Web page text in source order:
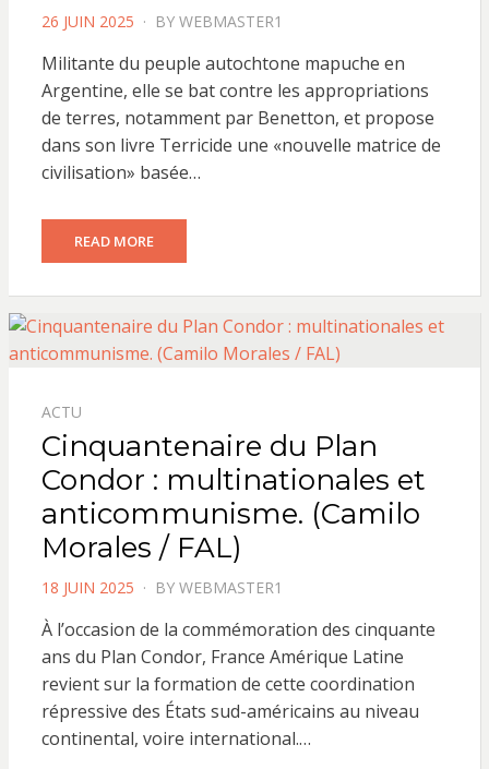
POSTED
26 JUIN 2025 BY WEBMASTER1
Militante du peuple autochtone mapuche en
Argentine, elle se bat contre les appropriations
de terres, notamment par Benetton, et propose
dans son livre Terricide une «nouvelle matrice de
civilisation» basée…
READ MORE
ACTU
Cinquantenaire du Plan
Condor : multinationales et
anticommunisme. (Camilo
Morales / FAL)
POSTED
18 JUIN 2025 BY WEBMASTER1
À l’occasion de la commémoration des cinquante
ans du Plan Condor, France Amérique Latine
revient sur la formation de cette coordination
répressive des États sud-américains au niveau
continental, voire international.…